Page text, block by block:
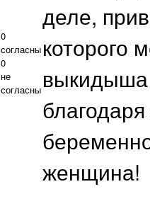
0
согласны
0
не
согласны
деле,
которого
выкидыша
женщина!